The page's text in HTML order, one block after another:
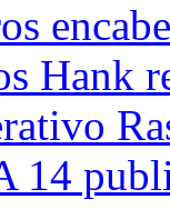
Hank
14